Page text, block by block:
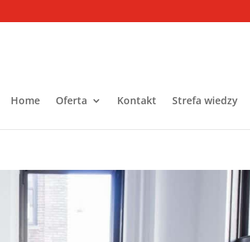
Home Oferta Kontakt Strefa wiedzy